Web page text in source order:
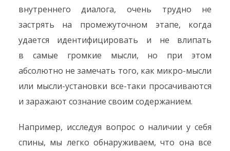
внутреннего диалога, очень трудно не
застрять на промежуточном этапе, когда
удается идентифицировать и не влипать
в самые громкие мысли, но при этом
абсолютно не замечать того, как микро-мысли
или мысли-установки все-таки просачиваются
и заражают сознание своим содержанием.
Например, исследуя вопрос о наличии у себя
спины, мы легко обнаруживаем, что она все